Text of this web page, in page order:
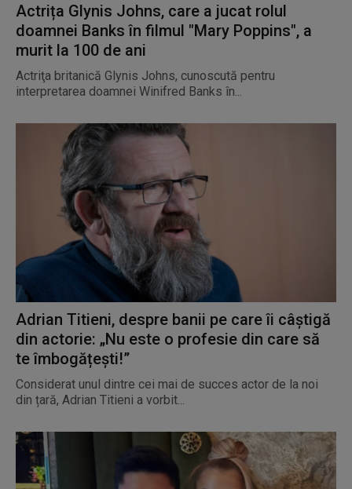
Actrița Glynis Johns, care a jucat rolul
doamnei Banks în filmul "Mary Poppins", a
murit la 100 de ani
Actriţa britanică Glynis Johns, cunoscută pentru
interpretarea doamnei Winifred Banks în...
Adrian Titieni, despre banii pe care îi câștigă
din actorie: „Nu este o profesie din care să
te îmbogățești!”
Considerat unul dintre cei mai de succes actor de la noi
din țară, Adrian Titieni a vorbit...